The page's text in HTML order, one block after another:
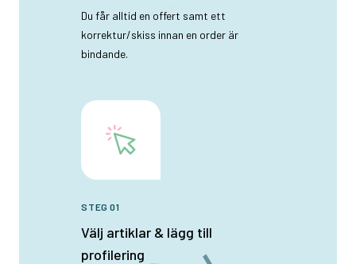
Du får alltid en offert samt ett
korrektur/skiss innan en order är
bindande.
STEG 01
Välj artiklar & lägg till
profilering